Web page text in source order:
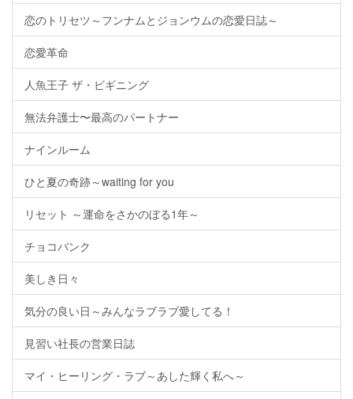
恋のトリセツ～フンナムとジョンウムの恋愛日誌～
恋愛革命
人魚王子 ザ・ビギニング
無法弁護士〜最高のパートナー
ナインルーム
ひと夏の奇跡～waiting for you
リセット ～運命をさかのぼる1年～
チョコバンク
美しき日々
気分の良い日～みんなラブラブ愛してる！
見習い社長の営業日誌
マイ・ヒーリング・ラブ～あした輝く私へ～